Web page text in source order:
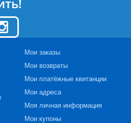
Мои заказы
Мои возвраты
Мои платёжные квитанции
Мои адреса
Моя личная информация
Мои купоны